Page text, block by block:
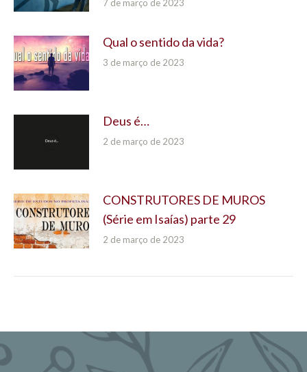
7 de março de 2023
Qual o sentido da vida?
3 de março de 2023
Deus é…
2 de março de 2023
CONSTRUTORES DE MUROS
(Série em Isaías) parte 29
2 de março de 2023